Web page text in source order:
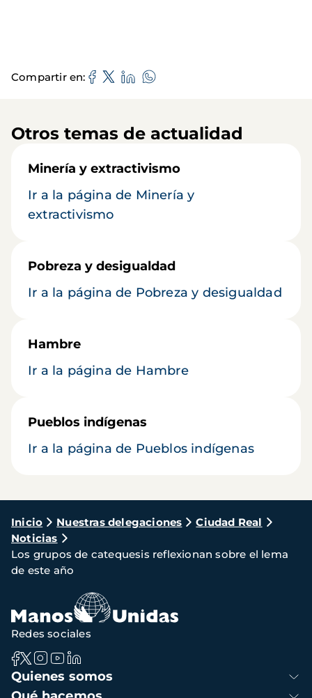
Compartir en
Otros temas de actualidad
Minería y extractivismo
Ir a la página de Minería y
extractivismo
Pobreza y desigualdad
Ir a la página de Pobreza y desigualdad
Hambre
Ir a la página de Hambre
Pueblos indígenas
Ir a la página de Pueblos indígenas
Ruta
de
navegación
Inicio Nuestras delegaciones
Ciudad Real
Noticias
Los grupos de catequesis reflexionan sobre el lema
de este año
Navegación
principal
Quienes somos
Redes sociales